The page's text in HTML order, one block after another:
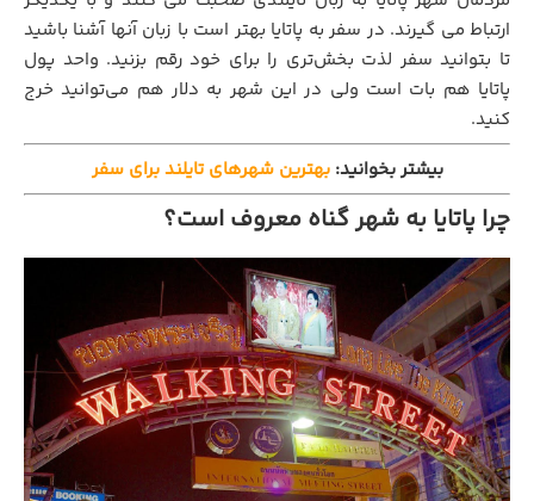
ارتباط می گیرند. در سفر به پاتایا بهتر است با زبان آنها آشنا باشید
تا بتوانید سفر لذت بخش‌تری را برای خود رقم بزنید. واحد پول
پاتایا هم بات است ولی در این شهر به دلار هم می‌توانید خرج
کنید.
بیشتر بخوانید:بهترین شهرهای تایلند برای سفر
چرا پاتایا به شهر گناه معروف است؟